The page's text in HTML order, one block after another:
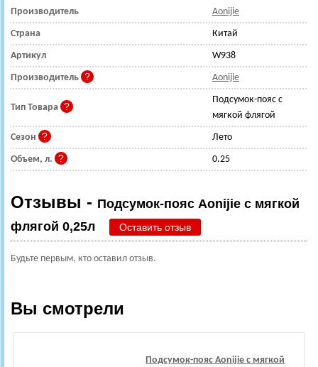
Производитель Aonijie
Страна Китай
Артикул W938
Производитель Aonijie
Тип Товара
Подсумок-пояс с
мягкой флягой
Сезон Лето
Объем, л. 0.25
Отзывы - Подсумок-пояс Aonijie с мягкой
флягой 0,25л
Оставить отзыв
Будьте первым, кто оставил отзыв.
Вы смотрели
Подсумок-пояс Aonijie с мягкой